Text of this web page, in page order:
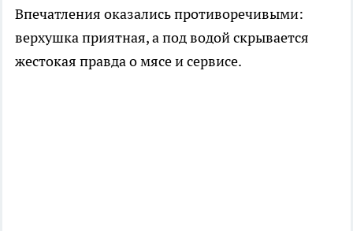
Впечатления оказались противоречивыми:
верхушка приятная, а под водой скрывается
жестокая правда о мясе и сервисе.